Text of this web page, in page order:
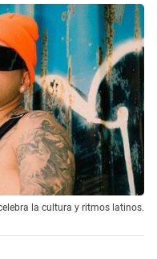
la cultura y ritmos latinos.